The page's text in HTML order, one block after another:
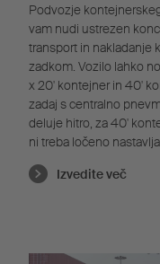
Podvozje
vam nudi ustrezen
transport in nakladanje
zadkom. Vozilo lahko
x 20' kontejner in 40'
zadaj s centralno
deluje hitro, za 40'
ni treba ločeno
Izvedite več